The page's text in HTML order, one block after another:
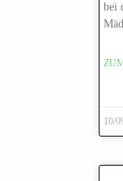
bei
10/